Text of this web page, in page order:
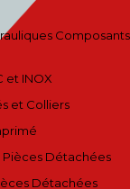
Composants
et INOX
et Colliers
Détachées
Détachées